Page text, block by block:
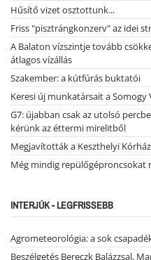
Hűsítő vizet osztottunk...
Friss "pisztrángkonzerv" az idei
A Balaton vízszintje tovább
átlagos vízállás
Szakember: a kútfúrás buktatói
Keresi új munkatársait a
G7: újabban csak az utolsó
kérünk az éttermi mirelitből
Megjavították a Keszthelyi
Még mindig repülőgéproncsokat
INTERJÚK - LEGFRISSEBB
Agrometeorológia: a sok
Beszélgetés Bereczk Balázzsal,